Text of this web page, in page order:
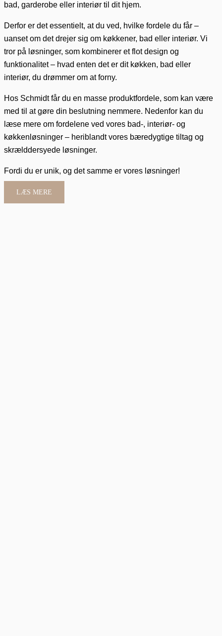
bad, garderobe eller interiør til dit hjem.
Derfor er det essentielt, at du ved, hvilke fordele du får –
uanset om det drejer sig om køkkener, bad eller interiør. Vi
tror på løsninger, som kombinerer et flot design og
funktionalitet – hvad enten det er dit køkken, bad eller
interiør, du drømmer om at forny.
Hos Schmidt får du en masse produktfordele, som kan være
med til at gøre din beslutning nemmere. Nedenfor kan du
læse mere om fordelene ved vores bad-, interiør- og
køkkenløsninger – heriblandt vores bæredygtige tiltag og
skrælddersyede løsninger.
Fordi du er unik, og det samme er vores løsninger!
LÆS MERE